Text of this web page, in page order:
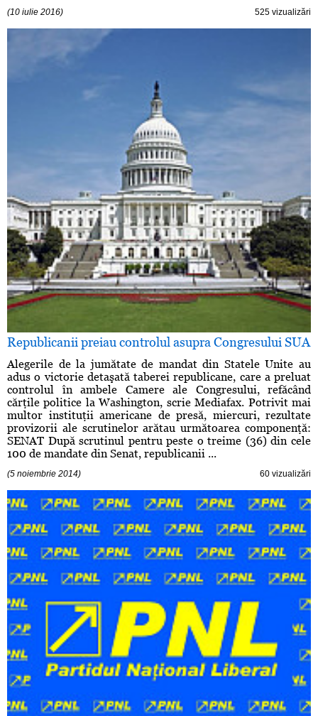
(10 iulie 2016) 525 vizualizări
Republicanii preiau controlul asupra Congresului SUA
Alegerile de la jumătate de mandat din Statele Unite au
adus o victorie detaşată taberei republicane, care a preluat
controlul în ambele Camere ale Congresului, refăcând
cărţile politice la Washington, scrie Mediafax. Potrivit mai
multor instituţii americane de presă, miercuri, rezultate
provizorii ale scrutinelor arătau următoarea componenţă:
SENAT După scrutinul pentru peste o treime (36) din cele
100 de mandate din Senat, republicanii ...
(5 noiembrie 2014) 60 vizualizări